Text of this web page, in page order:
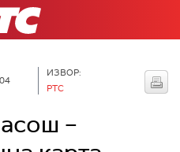
ИЗВОР:
РТС
–